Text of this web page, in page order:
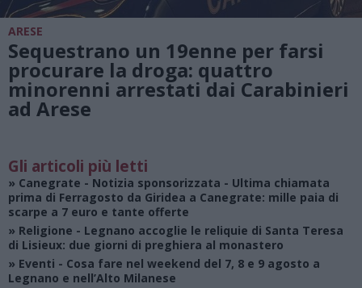
ARESE
Sequestrano un 19enne per farsi
procurare la droga: quattro
minorenni arrestati dai Carabinieri
ad Arese
Gli articoli più letti
» Canegrate - Notizia sponsorizzata - Ultima chiamata
prima di Ferragosto da Giridea a Canegrate: mille paia di
scarpe a 7 euro e tante offerte
» Religione - Legnano accoglie le reliquie di Santa Teresa
di Lisieux: due giorni di preghiera al monastero
» Eventi - Cosa fare nel weekend del 7, 8 e 9 agosto a
Legnano e nell’Alto Milanese